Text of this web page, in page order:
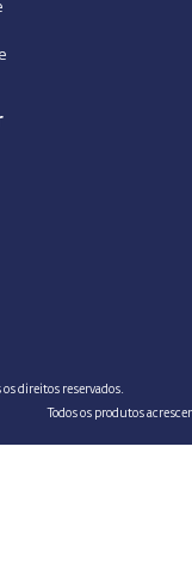
direitos reservados.
Todos os produtos